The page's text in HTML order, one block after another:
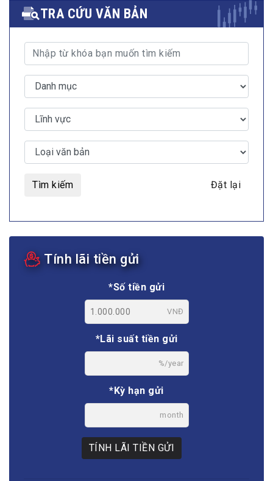
TRA CỨU VĂN BẢN
Tìm kiếm Đặt lại
Tính lãi tiền gửi
*Số tiền gửi
VNĐ
*Lãi suất tiền gửi
%/year
*Kỳ hạn gửi
month
TÍNH LÃI TIỀN GỬI